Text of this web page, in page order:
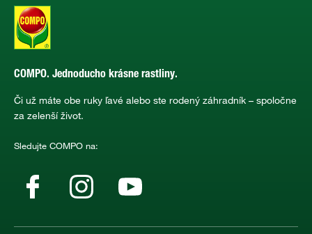
COMPO. Jednoducho krásne rastliny.
Či už máte obe ruky ľavé alebo ste rodený záhradník – spoločne
za zelenší život.
Sledujte COMPO na: